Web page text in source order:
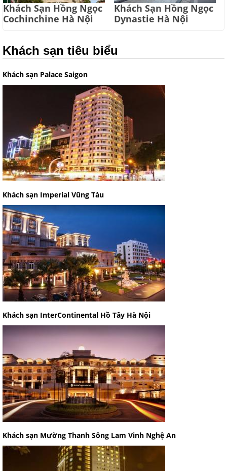
Khách Sạn Hồng Ngọc
Cochinchine Hà Nội
Khách Sạn Hồng Ngọc
Dynastie Hà Nội
Khách sạn tiêu biểu
Khách sạn Palace Saigon
Khách sạn Imperial Vũng Tàu
Khách sạn InterContinental Hồ Tây Hà Nội
Khách sạn Mường Thanh Sông Lam Vinh Nghệ An